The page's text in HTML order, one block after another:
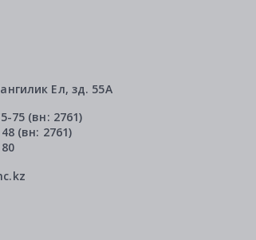
Ел, зд. 55А
75 (вн: 2761)
(вн: 2761)